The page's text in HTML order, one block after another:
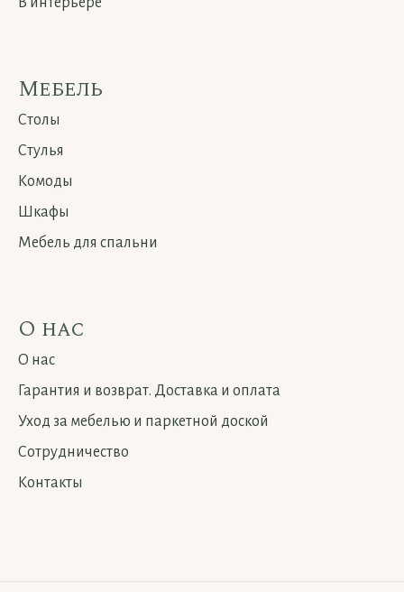
Мебель
Столы
Стулья
Комоды
Шкафы
Мебель для спальни
О нас
О нас
Гарантия и возврат. Доставка и оплата
Уход за мебелью и паркетной доской
Сотрудничество
Контакты